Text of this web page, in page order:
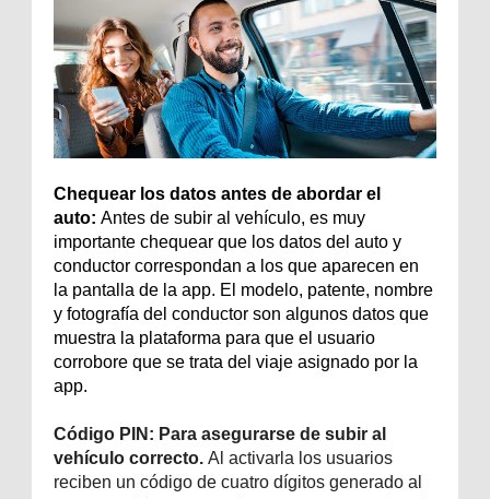
Chequear los datos antes de abordar el
auto: Antes de subir al vehículo, es muy
importante chequear que los datos del auto y
conductor correspondan a los que aparecen en
la pantalla de la app. El modelo, patente, nombre
y fotografía del conductor son algunos datos que
muestra la plataforma para que el usuario
corrobore que se trata del viaje asignado por la
app.
Código PIN: Para asegurarse de subir al
vehículo correcto. Al activarla los usuarios
reciben un código de cuatro dígitos generado al